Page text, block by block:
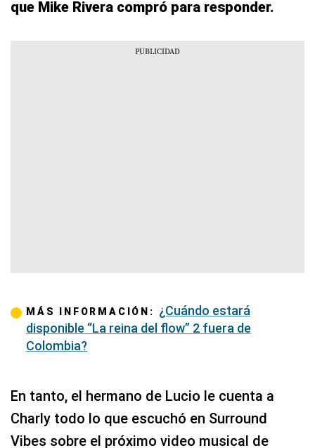
que Mike Rivera compró para responder.
MÁS INFORMACIÓN: ¿Cuándo estará
disponible “La reina del flow” 2 fuera de
Colombia?
En tanto, el hermano de Lucio le cuenta a
Charly todo lo que escuchó en Surround
Vibes sobre el próximo video musical de